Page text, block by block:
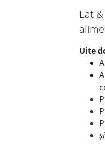
Eat
Uite